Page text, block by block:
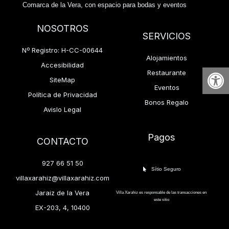
Comarca de la Vera, con espacio para bodas y eventos
NOSOTROS
Nº Registro: H-CC-00644
Accesibilidad
SiteMap
Política de Privacidad
Avislo Legal
SERVICIOS
Alojamientos
Restaurante
Eventos
Bonos Regalo
CONTACTO
927 66 51 50
villaxarahiz@villaxarahiz.com
Jaraiz de la Vera
EX-203, 4, 10400
Pagos
Sítio Seguro
Villa Xarahiz es responsable de las transacciones en
este sítio
Abrir